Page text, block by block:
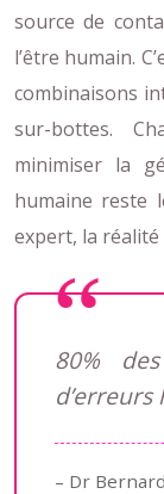
source de
l’être humain.
combinaisons
sur-bottes.
minimiser la
humaine reste
expert, la
80%
– Dr